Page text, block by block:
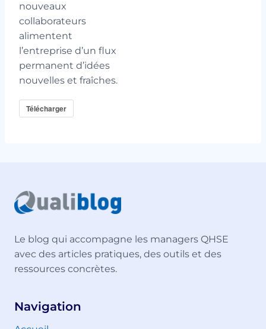
nouveaux
collaborateurs
alimentent
l’entreprise d’un flux
permanent d’idées
nouvelles et fraîches.
Télécharger
Le blog qui accompagne les managers QHSE
avec des articles pratiques, des outils et des
ressources concrètes.
Navigation